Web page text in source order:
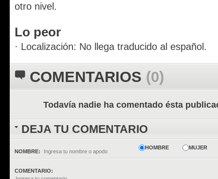
otro nivel.
Lo peor
· Localización: No llega traducido al español.
COMENTARIOS (0)
Todavía nadie ha comentado ésta
DEJA TU COMENTARIO
NOMBRE:
HOMBRE MUJER
COMENTARIO: